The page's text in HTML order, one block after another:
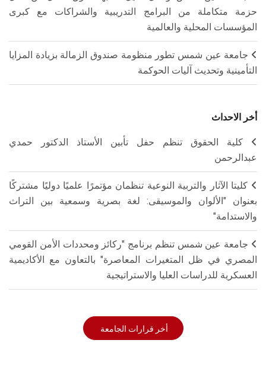
حزمة متكاملة من البرامج التدريبية والشراكات مع كبرى
المؤسسات المحلية والعالمية
جامعة عين شمس تطور منظومة صندوق الزمالة بزيادة المزايا
التأمينية وتحديث آليات الحوكمة
أخر الاحداث
كلية الحقوق تنظم حفل تأبين الأستاذ الدكتور حمدي
عبدالرحمن
كليتا الآثار والتربية النوعية تنظمان مؤتمرًا علميًا دوليًا مشتركًا
بعنوان "الألوان والموسيقى: لغة بصرية وسمعية بين التراث
والاستدامة"
جامعة عين شمس تنظم برنامج "ركائز ومحددات الأمن القومي
المصري في ظل المتغيرات المعاصرة" بالتعاون مع الأكاديمية
العسكرية للدراسات العليا والاستراتيجية
أخر قرارات الجامعة